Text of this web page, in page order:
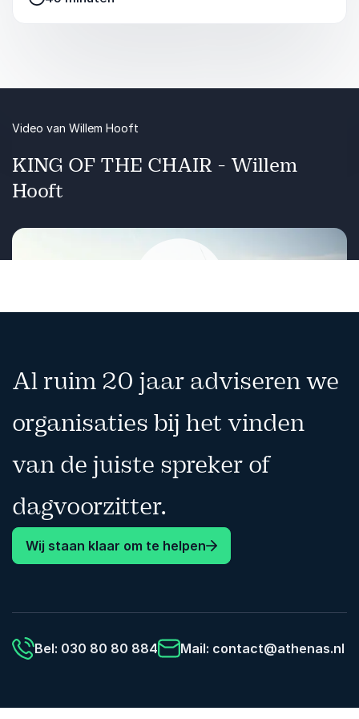
teams om beter samen te werken, om hulp
vragen als kracht te zien, en om elkaars
Waarom ‘samen sterk’ begint bij individueel
leiderschap
Hoe je als team open communicatie en
vertrouwen ontwikkelt
KING OF THE CHAIR - Willem
Hooft
Video van Willem Hooft
Al ruim 20 jaar adviseren we
organisaties bij het vinden
van de juiste spreker of
dagvoorzitter.
Wij staan klaar om te helpen
Bel: 030 80 80 884 Mail: contact@athenas.nl